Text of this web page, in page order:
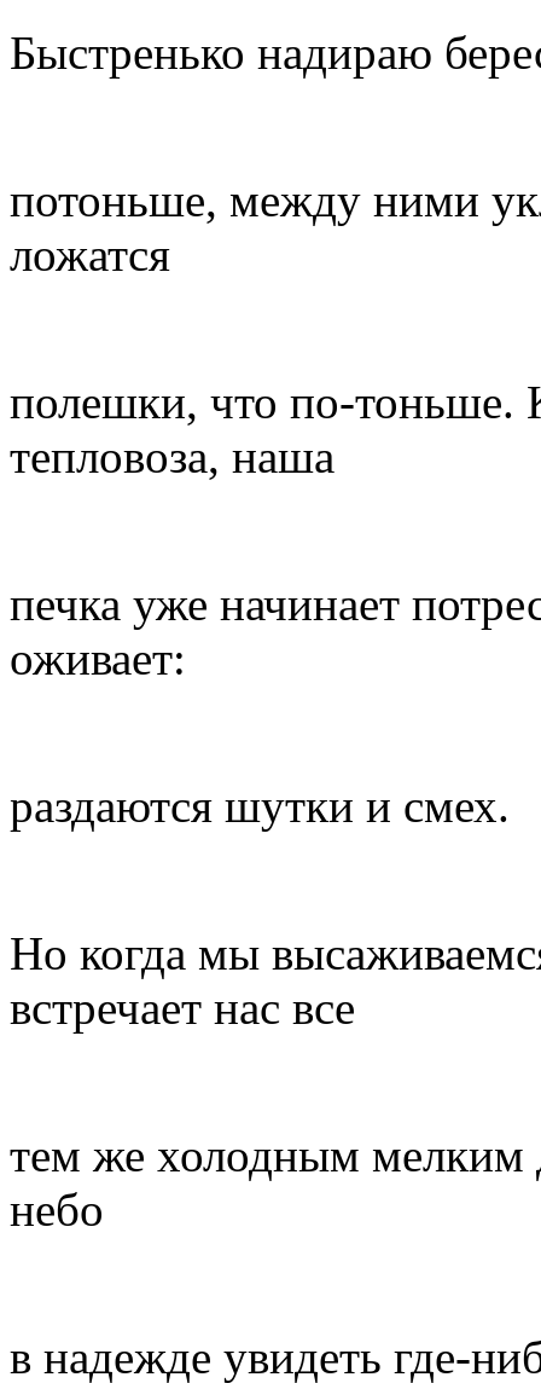
Быстренько надираю
потоньше, между ними
ложатся
полешки, что по-тоньше.
тепловоза, наша
печка уже начинает
оживает:
раздаются шутки и смех.
Но когда мы
встречает нас все
тем же холодным
небо
в надежде увидеть где-